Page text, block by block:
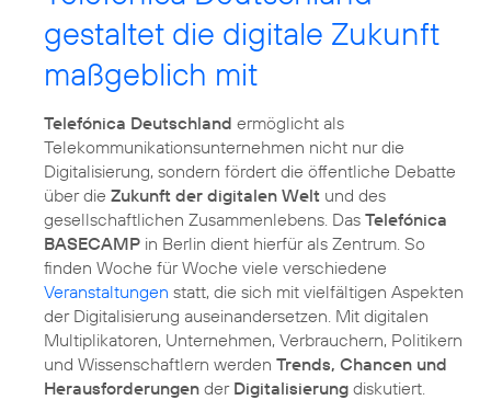
gestaltet die digitale Zukunft
maßgeblich mit
Telefónica Deutschland ermöglicht als
Telekommunikationsunternehmen nicht nur die
Digitalisierung, sondern fördert die öffentliche Debatte
über die Zukunft der digitalen Welt und des
gesellschaftlichen Zusammenlebens. Das Telefónica
BASECAMP in Berlin dient hierfür als Zentrum. So
finden Woche für Woche viele verschiedene
Veranstaltungen statt, die sich mit vielfältigen Aspekten
der Digitalisierung auseinandersetzen. Mit digitalen
Multiplikatoren, Unternehmen, Verbrauchern, Politikern
und Wissenschaftlern werden Trends, Chancen und
Herausforderungen der Digitalisierung diskutiert.